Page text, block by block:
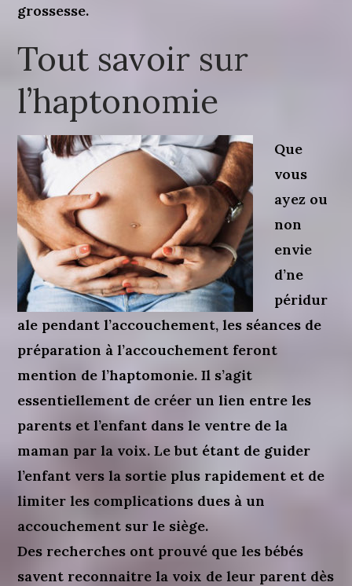
grossesse.
Tout savoir sur
l’haptonomie
Que
vous
ayez ou
non
envie
d’ne
péridur
ale pendant l’accouchement, les séances de
préparation à l’accouchement feront
mention de l’haptomonie. Il s’agit
essentiellement de créer un lien entre les
parents et l’enfant dans le ventre de la
maman par la voix. Le but étant de guider
l’enfant vers la sortie plus rapidement et de
limiter les complications dues à un
accouchement sur le siège.
Des recherches ont prouvé que les bébés
savent reconnaitre la voix de leur parent dès